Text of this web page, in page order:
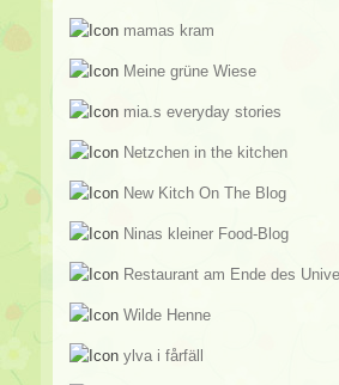
mamas kram
Meine grüne Wiese
mia.s everyday stories
Netzchen in the kitchen
New Kitch On The Blog
Ninas kleiner Food-Blog
Restaurant am Ende des
Wilde Henne
ylva i fårfäll